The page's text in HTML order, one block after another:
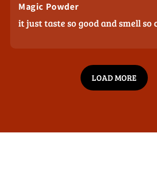
Magic Powder
it just taste so good and smell so
LOAD MORE